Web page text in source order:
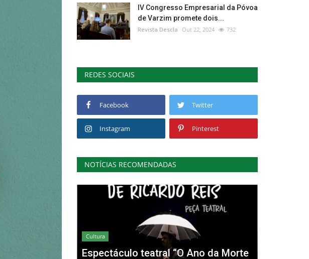
IV Congresso Empresarial da Póvoa
de Varzim promete dois...
Revista Descla Out 22, 2024 732
REDES SOCIAIS
Facebook Twitter
Instagram Pinterest
NOTÍCIAS RECOMENDADAS
Cultura
Espectáculo teatral “O Ano da Morte